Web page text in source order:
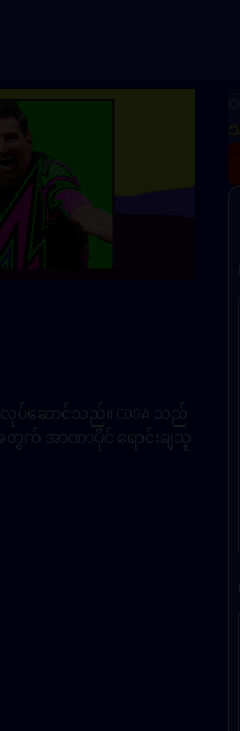
မှ လုပ်ဆောင်သည်။ CODA သည်
တွက် အာဏာပိုင် ရောင်းချသူ